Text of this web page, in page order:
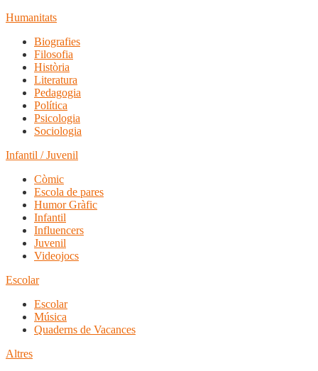
Humanitats
Biografies
Filosofia
Història
Literatura
Pedagogia
Política
Psicologia
Sociologia
Infantil / Juvenil
Còmic
Escola de pares
Humor Gràfic
Infantil
Influencers
Juvenil
Videojocs
Escolar
Escolar
Música
Quaderns de Vacances
Altres